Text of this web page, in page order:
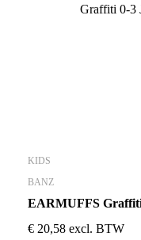
KIDS
BANZ
EARMUFFS
€ 20,58 excl. BTW